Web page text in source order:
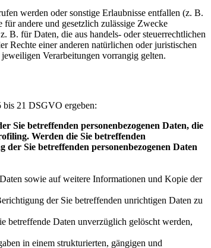
werden oder sonstige Erlaubnisse entfallen (z. B.
andere und gesetzlich zulässige Zwecke
B. für Daten, die aus handels- oder steuerrechtlichen
Rechte einer anderen natürlichen oder juristischen
Verarbeitungen vorrangig gelten.
bis 21 DSGVO ergeben:
Sie betreffenden personenbezogenen Daten, die
Werden die Sie betreffenden
Sie betreffenden personenbezogenen Daten
sowie auf weitere Informationen und Kopie der
der Sie betreffenden unrichtigen Daten zu
betreffende Daten unverzüglich gelöscht werden,
in einem strukturierten, gängigen und